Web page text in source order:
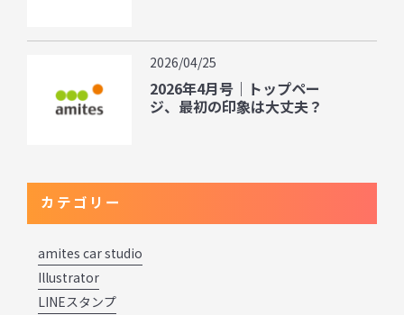
2026/04/25
2026年4月号｜トップペー
ジ、最初の印象は大丈夫？
カテゴリー
amites car studio
Illustrator
LINEスタンプ